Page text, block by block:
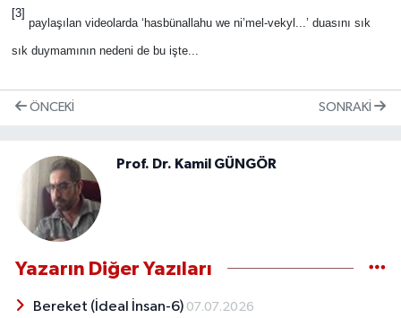
[3]
paylaşılan videolarda ‘hasbünallahu we ni’mel-vekyl...’ duasını sık
sık duymamının nedeni de bu işte...
ÖNCEKI SONRAKI
Prof. Dr. Kamil GÜNGÖR
Yazarın Diğer Yazıları
Bereket (İdeal İnsan-6) 07.07.2026